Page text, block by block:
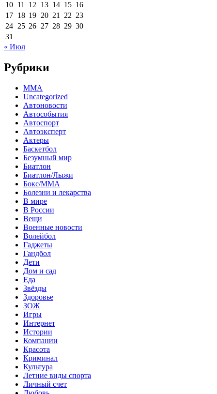
10 11 12 13 14 15 16
17 18 19 20 21 22 23
24 25 26 27 28 29 30
31
« Июл
Рубрики
MMA
Uncategorized
Автоновости
Автособытия
Автоспорт
Автоэксперт
Актеры
Баскетбол
Безумный мир
Биатлон
Биатлон/Лыжи
Бокс/MMA
Болезни и лекарства
В мире
В России
Вещи
Военные новости
Волейбол
Гаджеты
Гандбол
Дети
Дом и сад
Еда
Звёзды
Здоровье
ЗОЖ
Игры
Интернет
Истории
Компании
Красота
Криминал
Культура
Летние виды спорта
Личный счет